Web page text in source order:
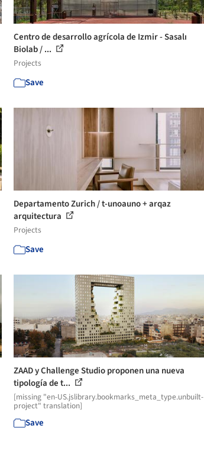
Centro de desarrollo agrícola de Izmir - Sasalı
Biolab / ...
Projects
Save
Departamento Zurich / t-unoauno + arqaz
arquitectura
Projects
Save
ZAAD y Challenge Studio proponen una nueva
tipología de t...
[missing "en-US.jslibrary.bookmarks_meta_type.unbuilt-
project" translation]
Save